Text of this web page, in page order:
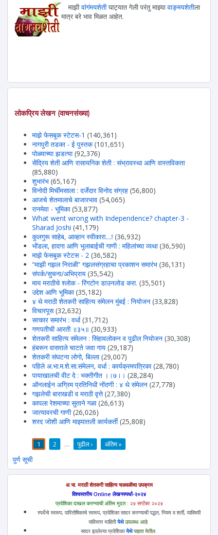
माझीवांगंमयशेतीघाट्यात गेली परंतु माझ्यावाङ्मयशेतीला
मात्र बरे भाव मिळत आहेत.
लोकप्रिय लेखन (वाचनसंख्या)
माझे फेसबूक स्टेटस-1 (140,361)
नागपुरी तडका - ई पुस्तक (101,651)
पोळ्याच्या झडत्या (92,376)
सेंद्रिय शेती आणि रासायनिक शेती : संभ्रावस्था आणि वास्तविकता
(85,880)
शुभारंभ (65,167)
विनोदी मिर्चीमसाला : दर्जेदार विनोद संग्रह (56,800)
आजचे शेतमालाचे बाजारभाव (54,065)
रानमेवा - भूमिका (53,877)
What went wrong with Independence? chapter-3 -
Sharad Joshi (41,179)
कुलगुरू साहेब, आव्हान स्वीकारा....! (36,932)
भोंडला, हादगा आणि भुलाबाईची गाणी : महिलांच्या व्यथा (36,590)
माझे फेसबूक स्टेटस - 2 (36,582)
“माझी गझल निराळी” गझलसंग्रहाचा प्रकाशन समारंभ (36,131)
संपर्क/सुचना/अभिप्राय (35,542)
माय मराठीचे श्लोक - रिंगटोन डाउनलोड करा. (35,501)
उद्देश आणि भूमिका (35,182)
४ थे मराठी शेतकरी साहित्य संमेलन मुंबई : नियोजन (33,828)
विचारपूस (32,632)
सत्कार समारंभ : वर्धा (31,712)
गणपतीची आरती ॥३५॥ (30,933)
शेतकरी साहित्य संमेलन : सिंहावलोकन व पुढील नियोजन (30,308)
हंबरून वासराले चाटते जवा गाय (29,187)
शेतकरी संघटना लोगो, बिल्ला (29,007)
पहिले अ.भा.म.शे.सा.संमेलन, वर्धा : कार्यक्रमपत्रिका (28,780)
पायाखालची वीट दे : भक्तीगीत ।।७।। (28,284)
ऑनलाईन अग्रिम प्रतिनिधी नोंदणी : ४ थे संमेलन (27,778)
गझलेची बाराखडी व मराठी वृत्ते (27,380)
कापला रेशमाच्या सुताने गळा (26,613)
जात्यावरची गाणी (26,026)
शरद जोशी आणि माझ्यातली कार्यकर्ती (25,808)
1 2 … पुढील › अंतिम »
पुर्ण सूची
अ.भा. मराठी शेतकरी साहित्य चळवळीचा उपक्रम
विश्वस्तरीय Online लेखनस्पर्धा-२०२४
प्रवेशिका दाखल करण्याची अंतिम मुदत : २४ सप्टेंबर २०२४
स्पर्धेचे स्वरूप, पारितोषिकाचे स्वरूप, प्रवेशिका सादर करण्याची पद्धत, नियम व शर्ती, याविषयी
सविस्तर माहितीयेथेउपलब्ध आहे.
सादर झालेल्या प्रवेशिकायेथेपाहता येतील.